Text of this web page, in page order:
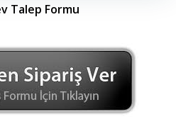
Talep Formu